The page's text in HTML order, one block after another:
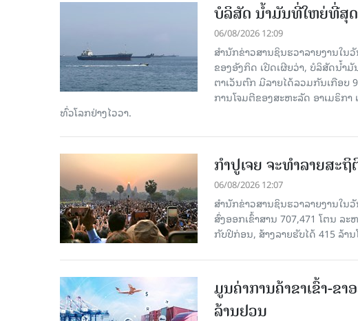
ບໍລິສັດ ນ້ຳມັນທີ່ໃຫຍ່ທີ່ສຸ
06/08/2026 12:09
ສຳນັກຂ່າວສານຊິນຮວາລາຍງານໃ
ຂອງອັງກິດ ເປີດເຜີຍວ່າ, ບໍລິສັດນ້
ຕາເວັນຕົກ ມີລາຍໄດ້ລວມກັນເກືອບ
ການໂຈມຕີຂອງສະຫະລັດ ອາເມຣິກ
ທົ່ວໂລກຢ່າງໄວວາ.
ກຳປູເຈຍ ຈະທຳລາຍສະ
06/08/2026 12:07
ສຳນັກຂ່າວສານຊິນຮວາລາຍງານໃນ
ສົ່ງອອກເຂົ້າສານ 707,471 ໂຕນ ລ
ກັບປີກ່ອນ, ສ້າງລາຍຮັບໄດ້ 415 ລ້າ
ມູນຄ່າການຄ້າຂາເຂົ້າ-ຂ
ລ້ານຢວນ